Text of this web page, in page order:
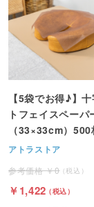
【5袋でお得♪】
トフェイスペーパ
（33×33cm）500
ウン
アトラストア
0
1,422